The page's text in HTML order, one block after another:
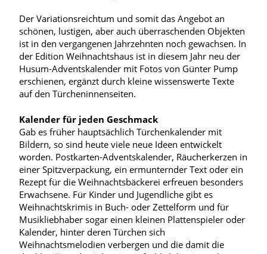
Der Variationsreichtum und somit das Angebot an
schönen, lustigen, aber auch überraschenden Objekten
ist in den vergangenen Jahrzehnten noch gewachsen. In
der Edition Weihnachtshaus ist in diesem Jahr neu der
Husum-Adventskalender mit Fotos von Günter Pump
erschienen, ergänzt durch kleine wissenswerte Texte
auf den Türcheninnenseiten.
Kalender für jeden Geschmack
Gab es früher hauptsächlich Türchenkalender mit
Bildern, so sind heute viele neue Ideen entwickelt
worden. Postkarten-Adventskalender, Räucherkerzen in
einer Spitzverpackung, ein ermunternder Text oder ein
Rezept für die Weihnachtsbäckerei erfreuen besonders
Erwachsene. Für Kinder und Jugendliche gibt es
Weihnachtskrimis in Buch- oder Zettelform und für
Musikliebhaber sogar einen kleinen Plattenspieler oder
Kalender, hinter deren Türchen sich
Weihnachtsmelodien verbergen und die damit die